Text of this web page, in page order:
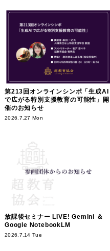
第213回オンラインシンポ「生成AI
で広がる特別支援教育の可能性」開
催のお知らせ
2026.7.27 Mon
放課後セミナー LIVE! Gemini ＆
Google NotebookLM
2026.7.14 Tue